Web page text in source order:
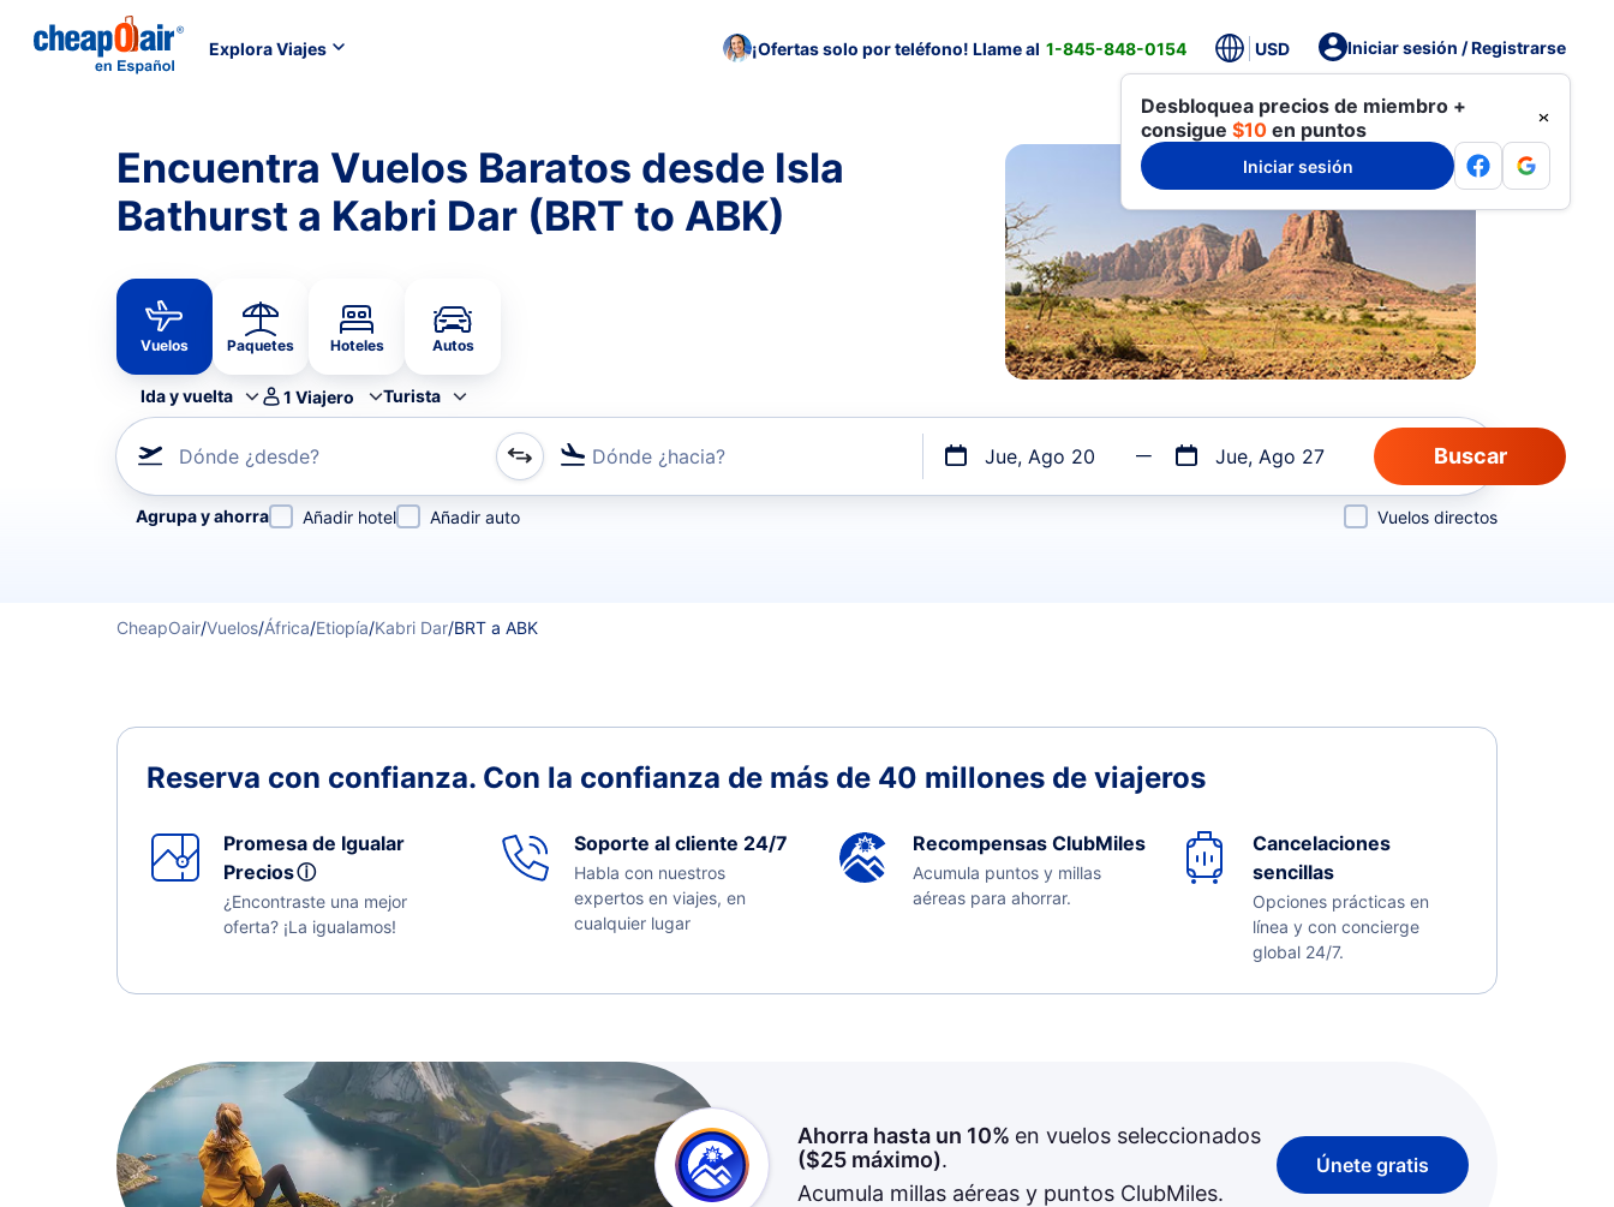
Explora Viajes ¡Ofertas solo por teléfono! Llame al 1-845-848-0154 USD Iniciar sesión / Registrarse
Desbloquea precios de miembro +
consigue $10 en puntos
Iniciar sesión
Encuentra Vuelos Baratos desde Isla
Bathurst a Kabri Dar (BRT to ABK)
Vuelos Paquetes Hoteles Autos
Ida y vuelta 1 Viajero Turista
Dónde ¿desde? Dónde ¿hacia? Jue, Ago 20 Jue, Ago 27
Refina tu búsqueda por aerolínea, por ciudad o aeropuerto o por vuelos directos
Agrupa y ahorra Añadir hotel Añadir auto Vuelos directos
CheapOair/Vuelos/África/Etiopía/Kabri Dar/BRT a ABK
Reserva con confianza. Con la confianza de más de 40 millones de viajeros
Promesa de Igualar
Preciosⓘ
¿Encontraste una mejor
oferta? ¡La igualamos!
Soporte al cliente 24/7
Habla con nuestros
expertos en viajes, en
cualquier lugar
Recompensas ClubMiles
Acumula puntos y millas
aéreas para ahorrar.
Cancelaciones
sencillas
Opciones prácticas en
línea y con concierge
global 24/7.
Ahorra hasta un 10% en vuelos seleccionados
($25máximo).
Acumula millas aéreas y puntos ClubMiles.
Únete gratis